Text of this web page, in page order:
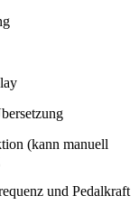
(kann manuell
und Pedalkraft